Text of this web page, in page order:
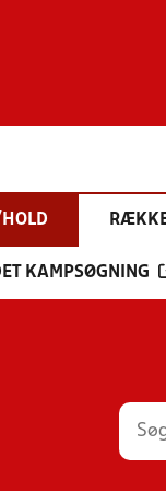
KAMPSØGNING